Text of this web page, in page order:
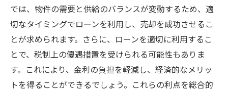
では、物件の需要と供給のバランスが変動するため、適
切なタイミングでローンを利用し、売却を成功させるこ
とが求められます。さらに、ローンを適切に利用するこ
とで、税制上の優遇措置を受けられる可能性もありま
す。これにより、金利の負担を軽減し、経済的なメリッ
トを得ることができるでしょう。これらの利点を総合的